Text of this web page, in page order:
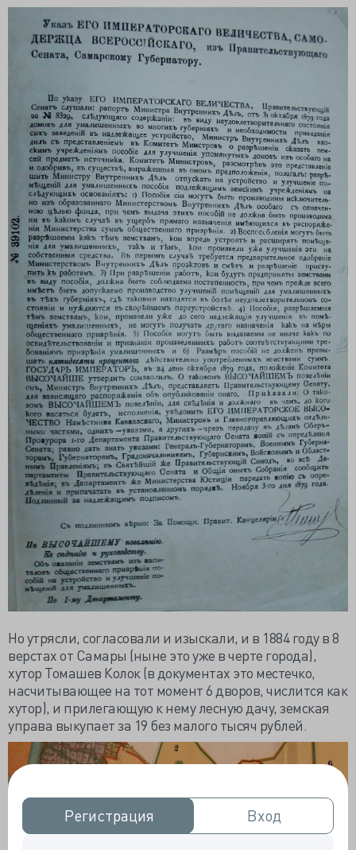
Регистрация
Регистрация Вход
Вход
Но утрясли, согласовали и изыскали, и в 1884 году в 8
верстах от Самары (ныне это уже в черте города),
хутор Томашев Колок (в документах это местечко,
насчитывающее на тот момент 6 дворов, числится как
хутор), и прилегающую к нему лесную дачу, земская
управа выкупает за 19 без малого тысяч рублей.